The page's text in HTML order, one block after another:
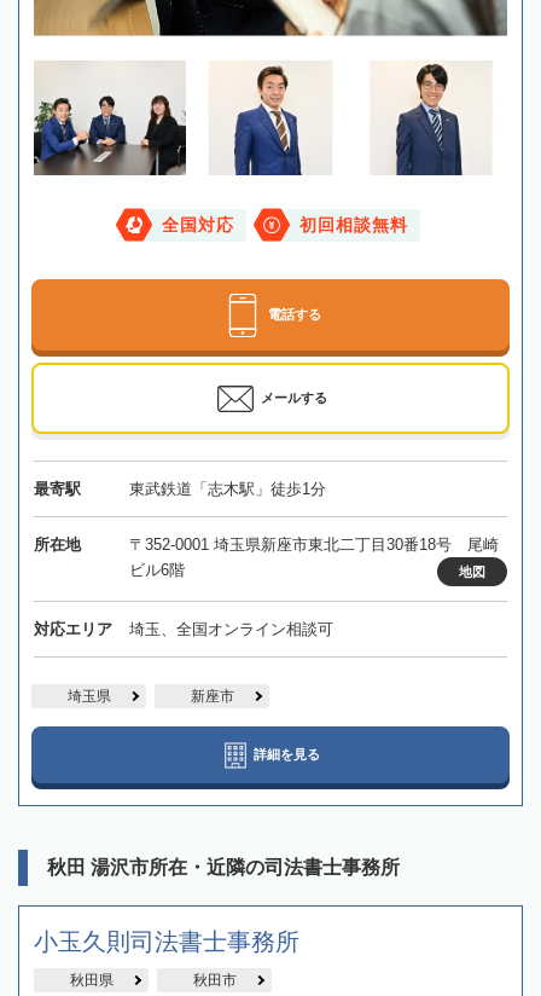
全国対応 初回相談無料
電話する
メールする
最寄駅 東武鉄道「志木駅」徒歩1分
所在地
〒352-0001 埼玉県新座市東北二丁目30番18号 尾崎
ビル6階
地図
対応エリア 埼玉、全国オンライン相談可
埼玉県 新座市
詳細を見る
秋田 湯沢市所在・近隣の司法書士事務所
小玉久則司法書士事務所
秋田県 秋田市